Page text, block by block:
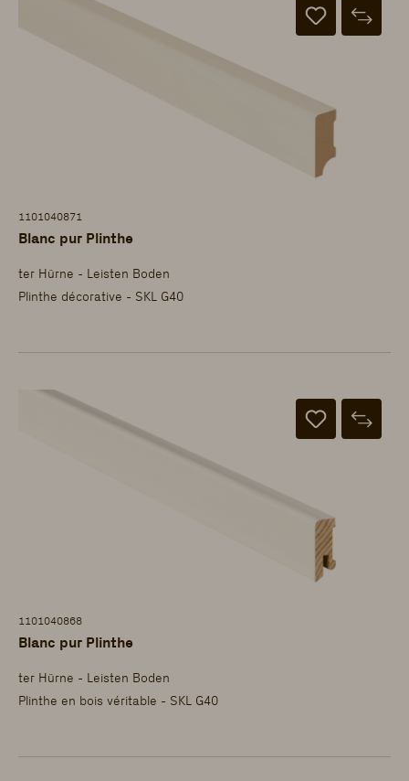
1101040871
Blanc pur Plinthe
ter Hürne - Leisten Boden
Plinthe décorative - SKL G40
1101040868
Blanc pur Plinthe
ter Hürne - Leisten Boden
Plinthe en bois véritable - SKL G40